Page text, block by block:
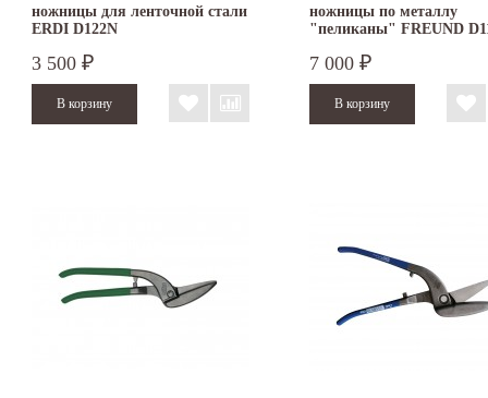
ножницы для ленточной стали
ERDI D122N
3 500 ₽
ножницы по металлу
"пеликаны" FREUND
7 000 ₽